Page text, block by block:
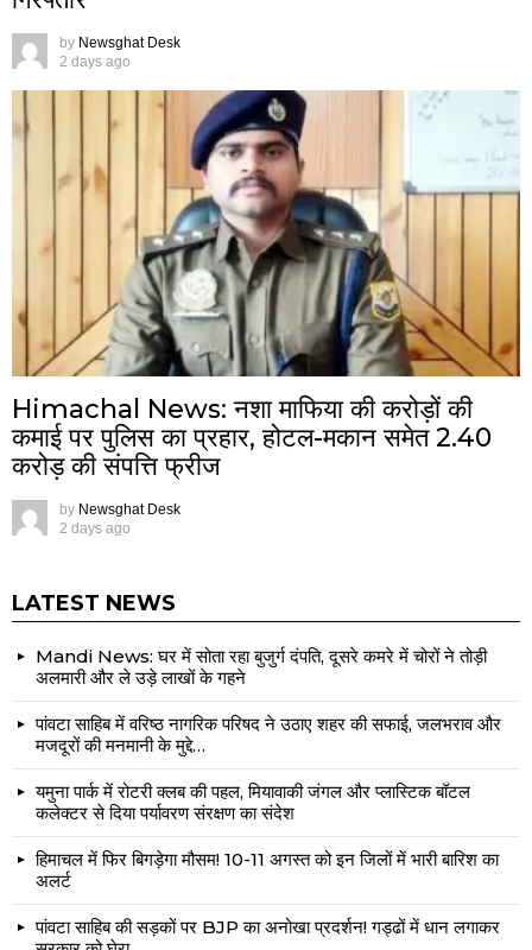
by Newsghat Desk
2 days ago
Himachal News: नशा माफिया की करोड़ों की
कमाई पर पुलिस का प्रहार, होटल-मकान समेत 2.40
करोड़ की संपत्ति फ्रीज
by Newsghat Desk
2 days ago
LATEST NEWS
Mandi News: घर में सोता रहा बुजुर्ग दंपति, दूसरे कमरे में चोरों ने तोड़ी
अलमारी और ले उड़े लाखों के गहने
पांवटा साहिब में वरिष्ठ नागरिक परिषद ने उठाए शहर की सफाई, जलभराव और
मजदूरों की मनमानी के मुद्दे…
यमुना पार्क में रोटरी क्लब की पहल, मियावाकी जंगल और प्लास्टिक बॉटल
कलेक्टर से दिया पर्यावरण संरक्षण का संदेश
हिमाचल में फिर बिगड़ेगा मौसम! 10-11 अगस्त को इन जिलों में भारी बारिश का
अलर्ट
पांवटा साहिब की सड़कों पर BJP का अनोखा प्रदर्शन! गड्ढों में धान लगाकर